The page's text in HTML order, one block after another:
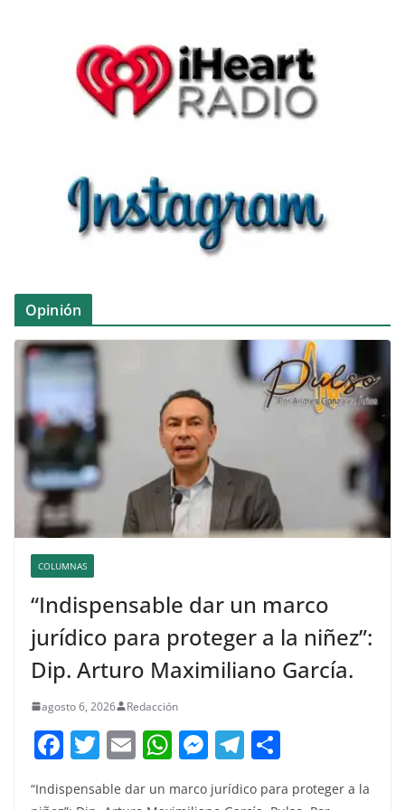
Opinión
COLUMNAS
“Indispensable dar un marco
jurídico para proteger a la niñez”:
Dip. Arturo Maximiliano García.
agosto 6, 2026 Redacción
F
a
c
T
w
itt
E
m
ai
W
h
at
M
e
ss
T
el
e m
“Indispensable dar un marco jurídico para proteger a la